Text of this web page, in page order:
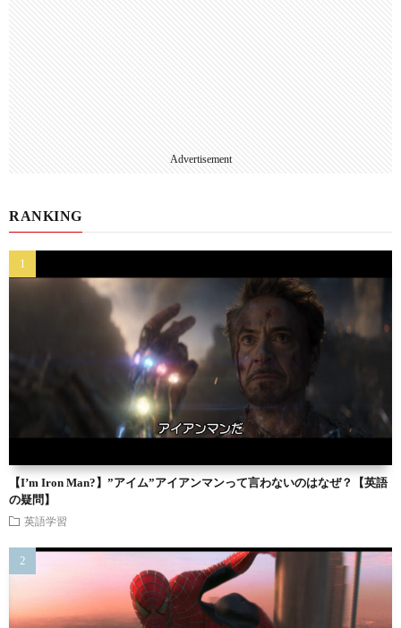
Advertisement
RANKING
【I’m Iron Man?】”アイム”アイアンマンって言わないのはなぜ？【英語
の疑問】
英語学習